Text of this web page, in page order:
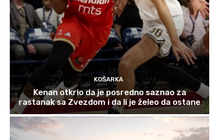
KOŠARKA
Kenan otkrio da je posredno saznao za
rastanak sa Zvezdom i da li je želeo da ostane